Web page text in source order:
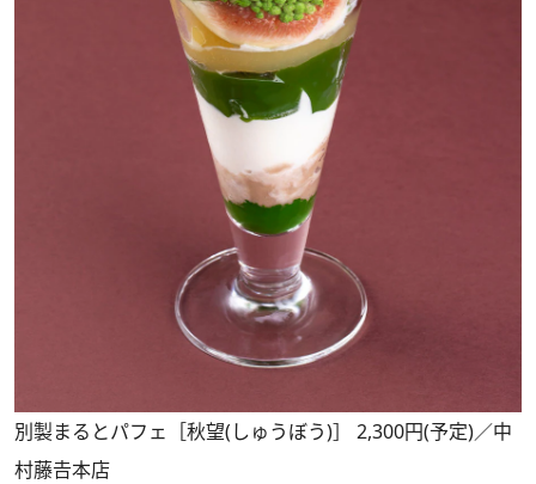
別製まるとパフェ［秋望(しゅうぼう)］ 2,300円(予定)／中
村藤𠮷本店